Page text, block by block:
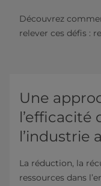
Découvrez
relever ces défis :
Une
l’efficacité
l’industrie
La réduction, la
ressources dans